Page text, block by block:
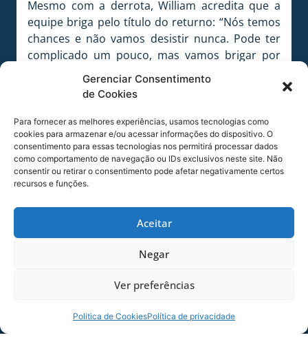
Gerenciar Consentimento
de Cookies
Para fornecer as melhores experiências, usamos tecnologias como
cookies para armazenar e/ou acessar informações do dispositivo. O
consentimento para essas tecnologias nos permitirá processar dados
como comportamento de navegação ou IDs exclusivos neste site. Não
consentir ou retirar o consentimento pode afetar negativamente certos
recursos e funções.
Aceitar
Negar
Ver preferências
Politica de CookiesPolítica de privacidade
Mesmo com a derrota, William acredita que a
equipe briga pelo título do returno: “Nós temos
chances e não vamos desistir nunca. Pode ter
complicado um pouco, mas vamos brigar por
esse campeonato e buscar o título catarinense”,
afirmou o atacante.
Nesta terça-feira (15) os atletas se reapresentam
no período da tarde. Os treinamentos iniciam às
15h30. O atendimento à imprensa ocorre às
15h, na sala de imprensa, Dr .Tullo Cavallazzi.
Confira o áudio da coletiva de William:
Foto: André Palma Ribeiro/Avaí F. C.